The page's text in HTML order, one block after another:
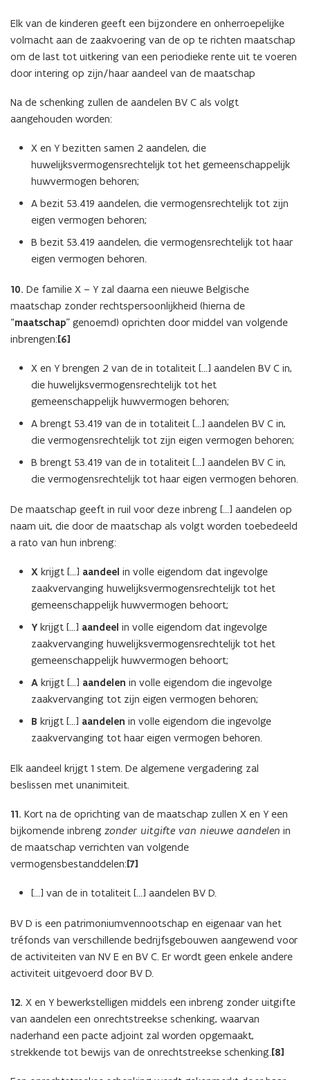
Elk van de kinderen geeft een bijzondere en onherroepelijke
volmacht aan de zaakvoering van de op te richten maatschap
om de last tot uitkering van een periodieke rente uit te voeren
door intering op zijn/haar aandeel van de maatschap
Na de schenking zullen de aandelen BV C als volgt
aangehouden worden:
X en Y bezitten samen 2 aandelen, die
huwelijksvermogensrechtelijk tot het gemeenschappelijk
huwvermogen behoren;
A bezit 53.419 aandelen, die vermogensrechtelijk tot zijn
eigen vermogen behoren;
B bezit 53.419 aandelen, die vermogensrechtelijk tot haar
eigen vermogen behoren.
10. De familie X – Y zal daarna een nieuwe Belgische
maatschap zonder rechtspersoonlijkheid (hierna de
“maatschap” genoemd) oprichten door middel van volgende
inbrengen:[6]
X en Y brengen 2 van de in totaliteit [...] aandelen BV C in,
die huwelijksvermogensrechtelijk tot het
gemeenschappelijk huwvermogen behoren;
A brengt 53.419 van de in totaliteit [...] aandelen BV C in,
die vermogensrechtelijk tot zijn eigen vermogen behoren;
B brengt 53.419 van de in totaliteit [...] aandelen BV C in,
die vermogensrechtelijk tot haar eigen vermogen behoren.
De maatschap geeft in ruil voor deze inbreng [...] aandelen op
naam uit, die door de maatschap als volgt worden toebedeeld
a rato van hun inbreng:
X krijgt [...] aandeel in volle eigendom dat ingevolge
zaakvervanging huwelijksvermogensrechtelijk tot het
gemeenschappelijk huwvermogen behoort;
Y krijgt [...] aandeel in volle eigendom dat ingevolge
zaakvervanging huwelijksvermogensrechtelijk tot het
gemeenschappelijk huwvermogen behoort;
A krijgt [...] aandelen in volle eigendom die ingevolge
zaakvervanging tot zijn eigen vermogen behoren;
B krijgt [...] aandelen in volle eigendom die ingevolge
zaakvervanging tot haar eigen vermogen behoren.
Elk aandeel krijgt 1 stem. De algemene vergadering zal
beslissen met unanimiteit.
11. Kort na de oprichting van de maatschap zullen X en Y een
bijkomende inbreng zonder uitgifte van nieuwe aandelen in
de maatschap verrichten van volgende
vermogensbestanddelen:[7]
[...] van de in totaliteit [...] aandelen BV D.
BV D is een patrimoniumvennootschap en eigenaar van het
tréfonds van verschillende bedrijfsgebouwen aangewend voor
de activiteiten van NV E en BV C. Er wordt geen enkele andere
activiteit uitgevoerd door BV D.
12. X en Y bewerkstelligen middels een inbreng zonder uitgifte
van aandelen een onrechtstreekse schenking, waarvan
naderhand een pacte adjoint zal worden opgemaakt,
strekkende tot bewijs van de onrechtstreekse schenking.[8]